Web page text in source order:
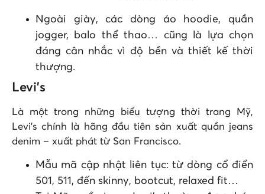
Ngoài giày, các dòng áo hoodie, quần
jogger, balo thể thao… cũng là lựa chọn
đáng cân nhắc vì độ bền và thiết kế thời
thượng.
Levi’s
Là một trong những biểu tượng thời trang Mỹ,
Levi’s chính là hãng đầu tiên sản xuất quần jeans
denim – xuất phát từ San Francisco.
Mẫu mã cập nhật liên tục: từ dòng cổ điển
501, 511, đến skinny, bootcut, relaxed fit…